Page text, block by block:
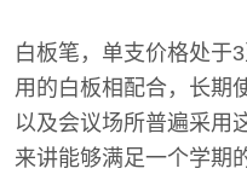
白板笔，单支价格处于
用的白板相配合，长期
以及会议场所普遍采用
来讲能够满足一个学期